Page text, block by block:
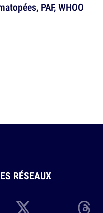
PAF, WHOO
RÉSEAUX